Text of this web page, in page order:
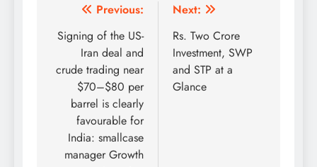
Post
navigation
Previous:
Signing of the US-
Iran deal and
crude trading near
$70–$80 per
barrel is clearly
favourable for
India: smallcase
manager Growth
Next:
Rs. Two Crore
Investment, SWP
and STP at a
Glance